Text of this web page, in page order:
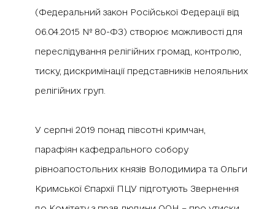
(Федеральний закон Російської Федерації від
06.04.2015 № 80-ФЗ) створює можливості для
переслідування релігійних громад, контролю,
тиску, дискримінації представників нелояльних
релігійних груп.
У серпні 2019 понад півсотні кримчан,
парафіян кафедрального собору
рівноапостольних князів Володимира та Ольги
Кримської Єпархії ПЦУ підготують Звернення